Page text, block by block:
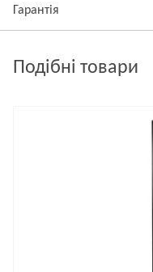
Гарантія
Подібні товари